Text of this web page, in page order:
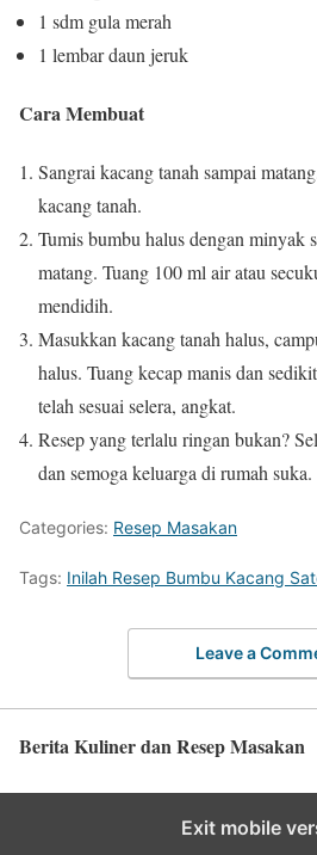
1 sdm gula merah
1 lembar daun jeruk
Cara Membuat
Sangrai kacang tanah sampai
kacang tanah.
Tumis bumbu halus dengan minyak
matang. Tuang 100 ml air atau
mendidih.
Masukkan kacang tanah halus,
halus. Tuang kecap manis dan
telah sesuai selera, angkat.
Resep yang terlalu ringan bukan?
dan semoga keluarga di rumah suka.
Categories: Resep Masakan
Tags: Inilah Resep Bumbu Kacang
Leave a
Berita Kuliner dan Resep Masakan
Exit mobile